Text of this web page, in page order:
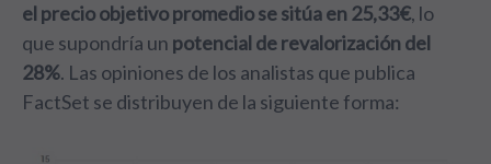
el precio objetivo promedio se sitúa en 25,33€, lo
que supondría un potencial de revalorización del
28%. Las opiniones de los analistas que publica
FactSet se distribuyen de la siguiente forma: